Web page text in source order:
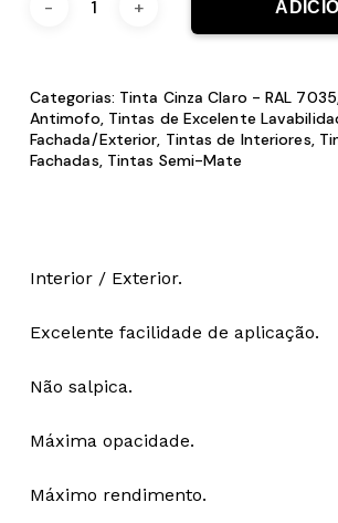
Categorias: Tinta Cinza Claro - RAL 7035
Antimofo, Tintas de Excelente
Fachada/Exterior, Tintas de Interiores,
Fachadas, Tintas Semi-Mate
Interior / Exterior.
Excelente facilidade de aplicação.
Não salpica.
Máxima opacidade.
Máximo rendimento.